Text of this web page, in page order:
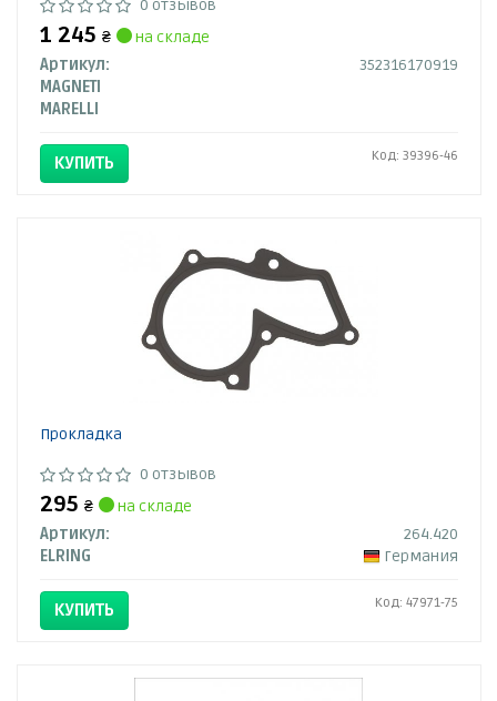
0 отзывов
1 245 ₴
на складе
Артикул:
352316170919
MAGNETI
MARELLI
КУПИТЬ Код: 39396-46
Прокладка
0 отзывов
295 ₴
на складе
Артикул:
264.420
ELRING
Германия
КУПИТЬ Код: 47971-75